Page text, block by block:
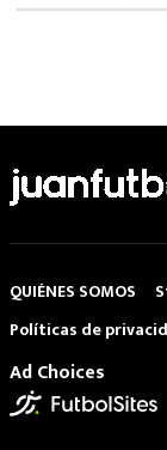
QUIÉNES SOMOS
Políticas de
Ad Choices